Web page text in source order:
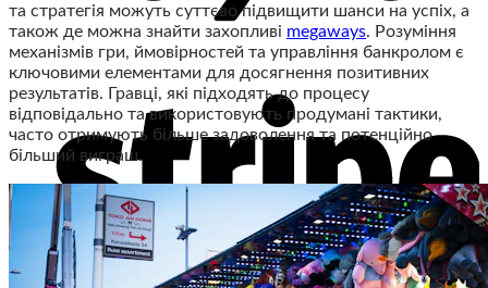
та стратегія можуть суттєво підвищити шанси на успіх, а
також де можна знайти захопливі megaways. Розуміння
механізмів гри, ймовірностей та управління банкролом є
ключовими елементами для досягнення позитивних
результатів. Гравці, які підходять до процесу
відповідально та використовують продумані тактики,
часто отримують більше задоволення та потенційно
більший виграш.